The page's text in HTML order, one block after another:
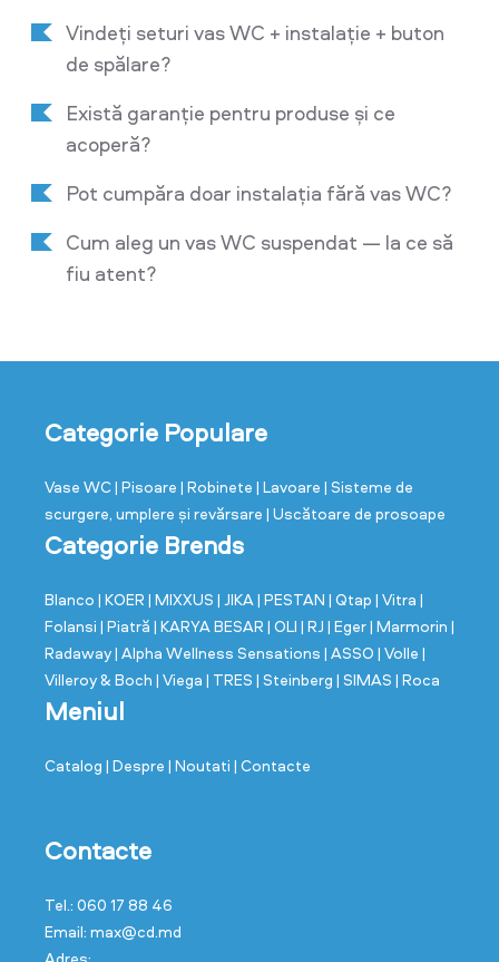
Vindeți seturi vas WC + instalație + buton
de spălare?
Există garanție pentru produse și ce
acoperă?
Pot cumpăra doar instalația fără vas WC?
Cum aleg un vas WC suspendat — la ce să
fiu atent?
Categorie Populare
Vase WC| Pisoare | Robinete | Lavoare | Sisteme de
scurgere, umplere și revărsare | Uscătoare de prosoape
Categorie Brends
Blanco | KOER | MIXXUS | JIKA| PESTAN | Qtap | Vitra |
Folansi | Piatră | KARYA BESAR | OLI | RJ | Eger| Marmorin |
Radaway| Alpha Wellness Sensations | ASSO | Volle |
Villeroy & Boch | Viega | TRES | Steinberg | SIMAS | Roca
Meniul
Catalog | Despre | Noutati | Contacte
Contacte
Tel.: 060 17 88 46
Email: max@cd.md